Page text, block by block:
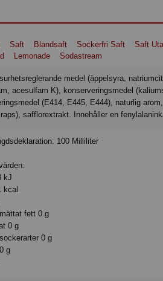
Saft Blandsaft Sockerfri Saft
Saft
Lemonade Sodastream
acesulfam K), konserveringsmedel
(E414, E445, E444), naturlig
safflorextrakt. Innehåller en
100 Milliliter
kJ
kcal
fett 0 g
0 g
0 g
g